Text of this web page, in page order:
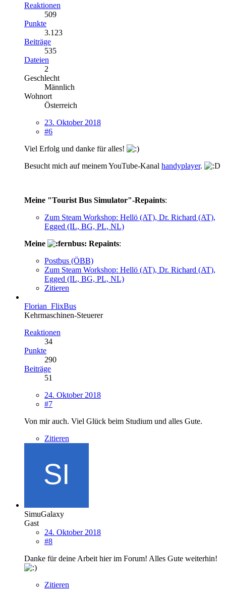
Reaktionen
509
Punkte
3.123
Beiträge
535
Dateien
2
Geschlecht
Männlich
Wohnort
Österreich
23. Oktober 2018
#6
Viel Erfolg und danke für alles!
Besucht mich auf meinem YouTube-Kanal handyplayer.
Meine "Tourist Bus Simulator"-Repaints:
Zum Steam Workshop: Hellö (AT), Dr. Richard (AT),
Egged (IL, BG, PL, NL)
Meine
Repaints:
Postbus (ÖBB)
Zum Steam Workshop: Hellö (AT), Dr. Richard (AT),
Egged (IL, BG, PL, NL)
Zitieren
Florian_FlixBus
Kehrmaschinen-Steuerer
Reaktionen
34
Punkte
290
Beiträge
51
24. Oktober 2018
#7
Von mir auch. Viel Glück beim Studium und alles Gute.
Zitieren
SimuGalaxy
Gast
24. Oktober 2018
#8
Danke für deine Arbeit hier im Forum! Alles Gute weiterhin!
Zitieren